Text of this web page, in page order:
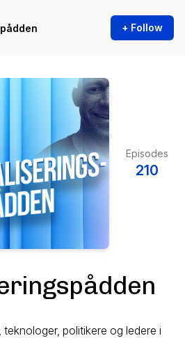
+ Follow
Episodes
210
politikere og ledere i